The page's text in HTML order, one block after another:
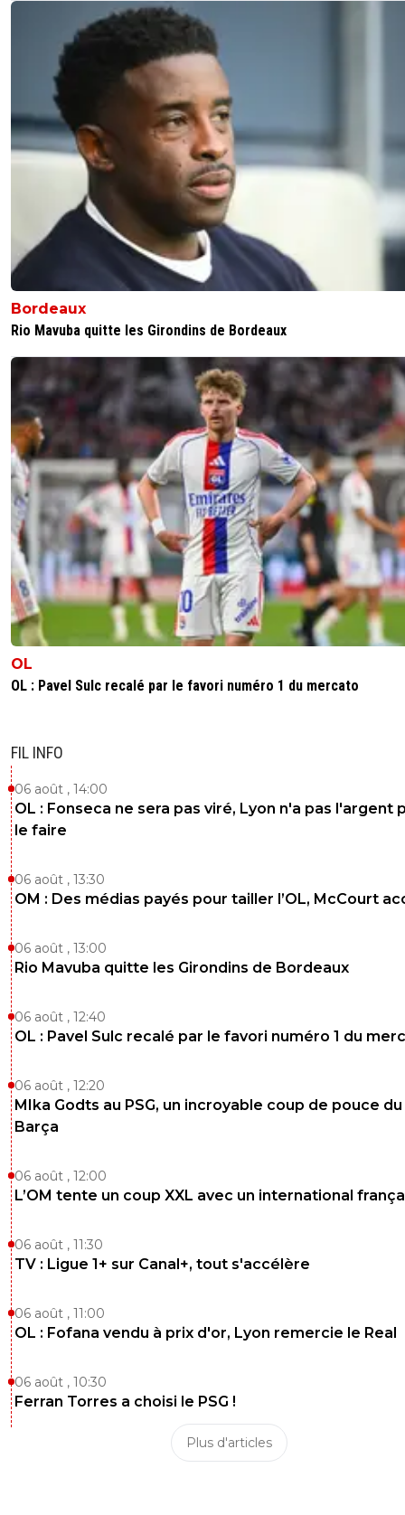
Bordeaux
Rio Mavuba quitte les Girondins de Bordeaux
OL
OL : Pavel Sulc recalé par le favori numéro 1 du mercato
FIL INFO
06 août , 14:00
OL : Fonseca ne sera pas viré, Lyon n'a pas l'argent
le faire
06 août , 13:30
OM : Des médias payés pour tailler l’OL, McCourt
06 août , 13:00
Rio Mavuba quitte les Girondins de Bordeaux
06 août , 12:40
OL : Pavel Sulc recalé par le favori numéro 1 du
06 août , 12:20
MIka Godts au PSG, un incroyable coup de pouce du
Barça
06 août , 12:00
L’OM tente un coup XXL avec un international
06 août , 11:30
TV : Ligue 1+ sur Canal+, tout s'accélère
06 août , 11:00
OL : Fofana vendu à prix d'or, Lyon remercie le Real
06 août , 10:30
Ferran Torres a choisi le PSG !
Plus d'articles